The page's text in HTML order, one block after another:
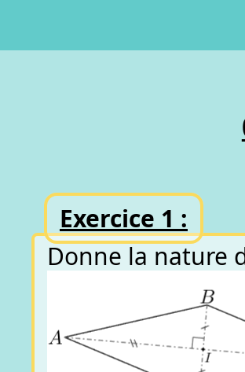
Exercice 1 :
Donne la nature